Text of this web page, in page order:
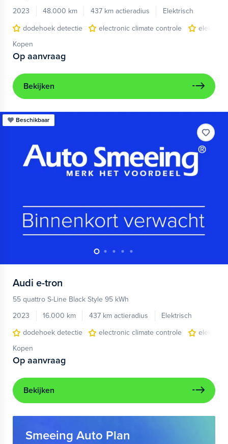
2023
48.000 km 437 km actieradius
Elektrisch
dodehoek detectie
electronic climate controle
Kopen
Op aanvraag
Bekijken
Beschikbaar
Audi e-tron
55 quattro S-Line Black Style 95 kWh
2023
16.000 km 437 km actieradius
Elektrisch
dodehoek detectie
electronic climate controle
Kopen
Op aanvraag
Bekijken
Smeeing Auto Plan